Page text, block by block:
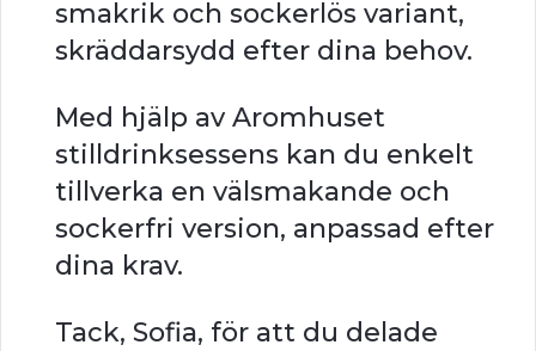
smakrik och sockerlös variant,
skräddarsydd efter dina behov.
Med hjälp av Aromhuset
stilldrinksessens kan du enkelt
tillverka en välsmakande och
sockerfri version, anpassad efter
dina krav.
Tack, Sofia, för att du delade